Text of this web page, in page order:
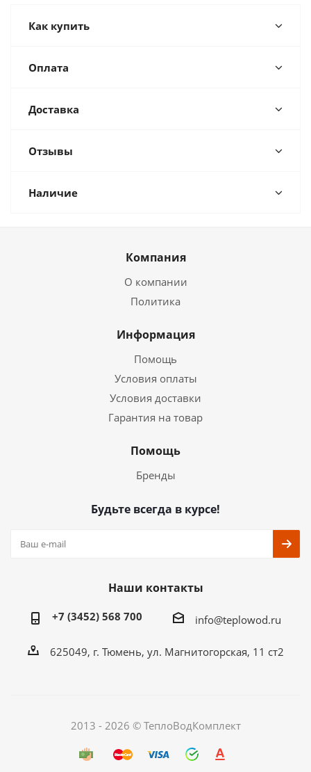
Как купить
Оплата
Доставка
Отзывы
Наличие
Компания
О компании
Политика
Информация
Помощь
Условия оплаты
Условия доставки
Гарантия на товар
Помощь
Бренды
Будьте всегда в курсе!
Наши контакты
+7 (3452) 568 700 info@teplowod.ru
​625049, г. Тюмень, ул. Магнитогорская, 11 ст2
2013 - 2026 © ТеплоВодКомплект